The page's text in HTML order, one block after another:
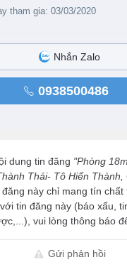
tham gia: 03/03/2020
Nhắn Zalo
0938500486
dung tin đăng "Phòng
Thái- Tô Hiến Thành,
này chỉ mang tín chất
tin đăng này (báo xấu,
vui lòng thông báo
Gửi phản hồi